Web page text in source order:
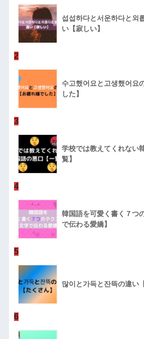
섭섭하다と서운하다と외
い【寂しい】
2
수고했어요と고생했어요
した】
3
学校では教えてくれない
覧】
4
韓国語を可愛く書く７つ
で伝わる愛嬌】
5
많이と가득と잔뜩の違い
6